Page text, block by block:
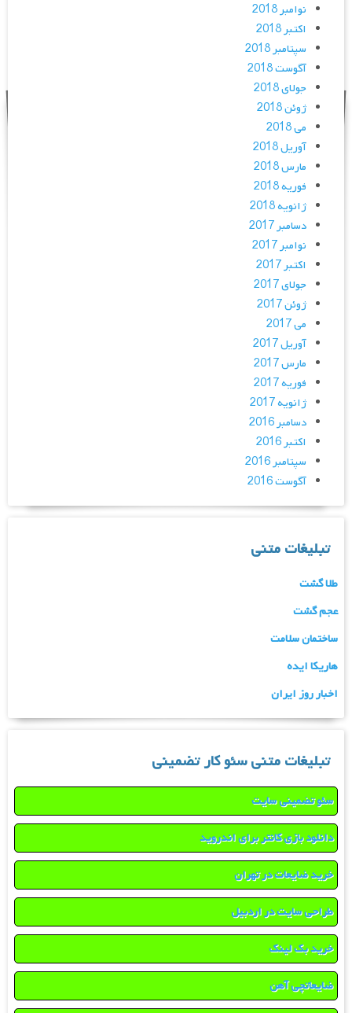
نوامبر 2018
اکتبر 2018
سپتامبر 2018
آگوست 2018
جولای 2018
ژوئن 2018
می 2018
آوریل 2018
مارس 2018
فوریه 2018
ژانویه 2018
دسامبر 2017
نوامبر 2017
اکتبر 2017
جولای 2017
ژوئن 2017
می 2017
آوریل 2017
مارس 2017
فوریه 2017
ژانویه 2017
دسامبر 2016
اکتبر 2016
سپتامبر 2016
آگوست 2016
تبلیغات متنی
طلا گشت
عجم گشت
ساختمان سلامت
هاریکا ایده
اخبار روز ایران
تبلیغات متنی سئو کار تضمینی
سئو تضمینی سایت
دانلود بازی کانتر برای اندروید
خرید ضایعات در تهران
طراحی سایت در اردبیل
خرید بک لینک
ضایعاتچی آهن